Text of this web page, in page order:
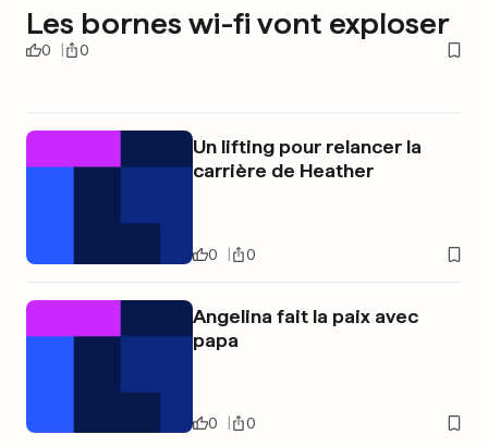
Les bornes wi-fi vont exploser
0 0
Un lifting pour relancer la
carrière de Heather
0 0
Angelina fait la paix avec
papa
0 0